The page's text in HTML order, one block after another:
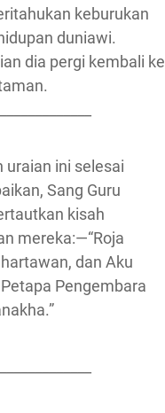
keburukan
duniawi.
dia pergi kembali ke
uraian ini selesai
Sang Guru
kisah
mereka:—“Roja
dan Aku
Pengembara